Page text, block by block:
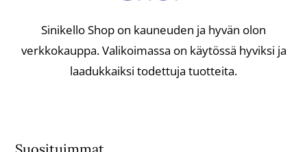
Sinikello Shop on kauneuden ja hyvän olon
verkkokauppa. Valikoimassa on käytössä hyviksi ja
laadukkaiksi todettuja tuotteita.